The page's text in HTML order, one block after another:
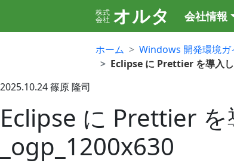
株式
会社 オルタ 会社情報
ホーム Windows 開発環境ガ
Eclipse に Prettier を導入
2025.10.24篠原 隆司
Eclipse に Prettier
_ogp_1200x630